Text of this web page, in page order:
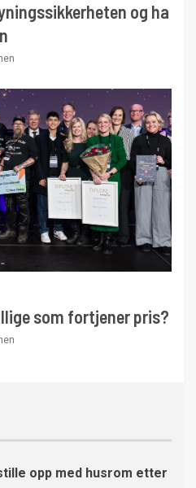
og ha
som fortjener pris?
opp med husrom etter